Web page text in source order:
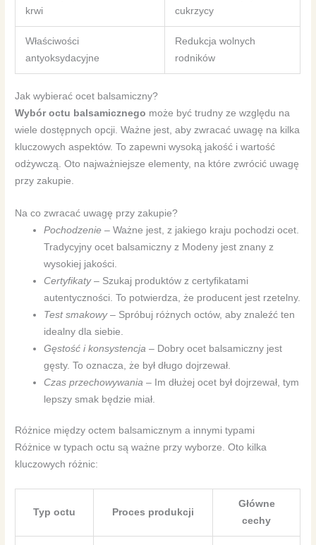
krwi
cukrzycy
Właściwości
antyoksydacyjne
Redukcja wolnych
rodników
Jak wybierać ocet balsamiczny?
Wybór octu balsamicznego może być trudny ze względu na
wiele dostępnych opcji. Ważne jest, aby zwracać uwagę na kilka
kluczowych aspektów. To zapewni wysoką jakość i wartość
odżywczą. Oto najważniejsze elementy, na które zwrócić uwagę
przy zakupie.
Na co zwracać uwagę przy zakupie?
Pochodzenie – Ważne jest, z jakiego kraju pochodzi ocet.
Tradycyjny ocet balsamiczny z Modeny jest znany z
wysokiej jakości.
Certyfikaty– Szukaj produktów z certyfikatami
autentyczności. To potwierdza, że producent jest rzetelny.
Test smakowy– Spróbuj różnych octów, aby znaleźć ten
idealny dla siebie.
Gęstość i konsystencja – Dobry ocet balsamiczny jest
gęsty. To oznacza, że był długo dojrzewał.
Czas przechowywania – Im dłużej ocet był dojrzewał, tym
lepszy smak będzie miał.
Różnice między octem balsamicznym a innymi typami
Różnice w typach octu są ważne przy wyborze. Oto kilka
kluczowych różnic:
Typ octu Proces produkcji
Główne
cechy